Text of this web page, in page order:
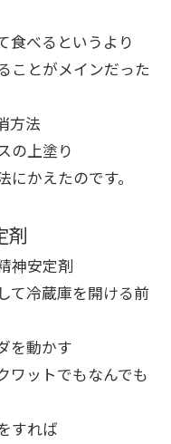
食べるというより
ことがメインだった
方法
の上塗り
かえたのです。
剤
神安定剤
て冷蔵庫を開ける前
を動かす
ワットでもなんでも
すれば